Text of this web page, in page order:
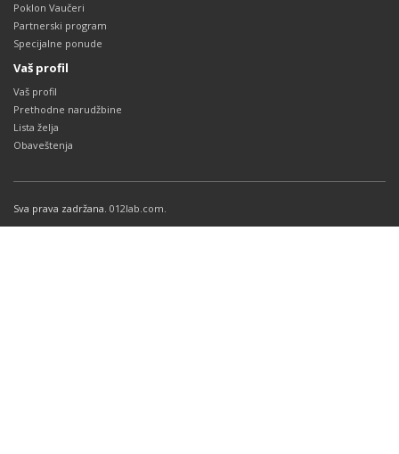
Poklon Vaučeri
Partnerski program
Specijalne ponude
Vaš profil
Vaš profil
Prethodne narudžbine
Lista želja
Obaveštenja
Sva prava zadržana. 012lab.com.